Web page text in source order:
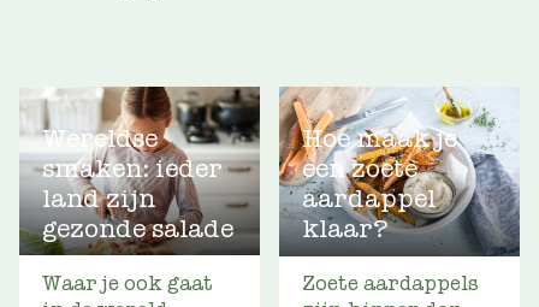
Wereldse
smaken: ieder
land zijn
gezonde salade
Waar je ook gaat
Hoe maak je
een zoete
aardappel
klaar?
Zoete aardappels